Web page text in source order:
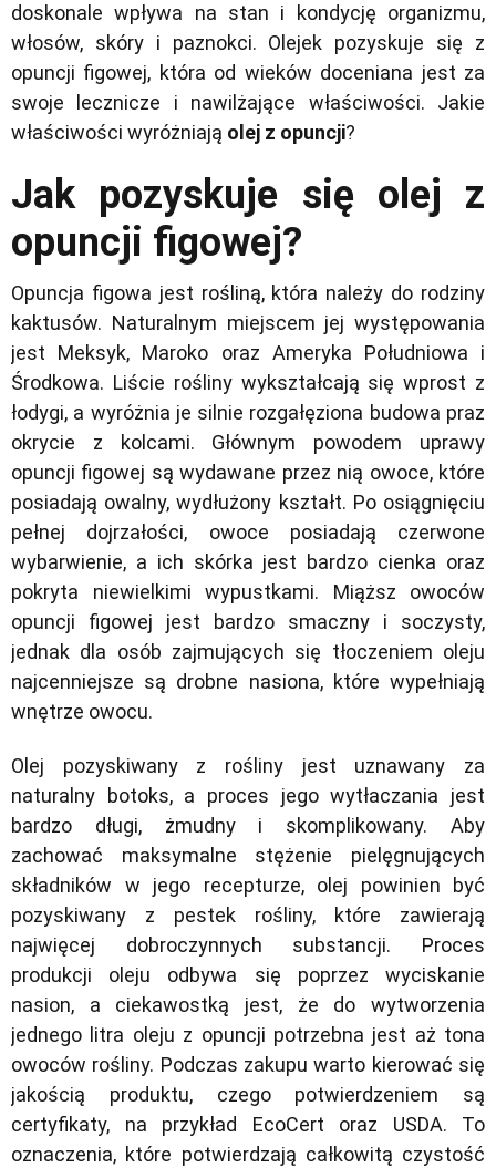
doskonale wpływa na stan i kondycję organizmu,
włosów, skóry i paznokci. Olejek pozyskuje się z
opuncji figowej, która od wieków doceniana jest za
swoje lecznicze i nawilżające właściwości. Jakie
właściwości wyróżniają olej z opuncji?
Jak pozyskuje się olej z
opuncji figowej?
Opuncja figowa jest rośliną, która należy do rodziny
kaktusów. Naturalnym miejscem jej występowania
jest Meksyk, Maroko oraz Ameryka Południowa i
Środkowa. Liście rośliny wykształcają się wprost z
łodygi, a wyróżnia je silnie rozgałęziona budowa praz
okrycie z kolcami. Głównym powodem uprawy
opuncji figowej są wydawane przez nią owoce, które
posiadają owalny, wydłużony kształt. Po osiągnięciu
pełnej dojrzałości, owoce posiadają czerwone
wybarwienie, a ich skórka jest bardzo cienka oraz
pokryta niewielkimi wypustkami. Miąższ owoców
opuncji figowej jest bardzo smaczny i soczysty,
jednak dla osób zajmujących się tłoczeniem oleju
najcenniejsze są drobne nasiona, które wypełniają
wnętrze owocu.
Olej pozyskiwany z rośliny jest uznawany za
naturalny botoks, a proces jego wytłaczania jest
bardzo długi, żmudny i skomplikowany. Aby
zachować maksymalne stężenie pielęgnujących
składników w jego recepturze, olej powinien być
pozyskiwany z pestek rośliny, które zawierają
najwięcej dobroczynnych substancji. Proces
produkcji oleju odbywa się poprzez wyciskanie
nasion, a ciekawostką jest, że do wytworzenia
jednego litra oleju z opuncji potrzebna jest aż tona
owoców rośliny. Podczas zakupu warto kierować się
jakością produktu, czego potwierdzeniem są
certyfikaty, na przykład EcoCert oraz USDA. To
oznaczenia, które potwierdzają całkowitą czystość